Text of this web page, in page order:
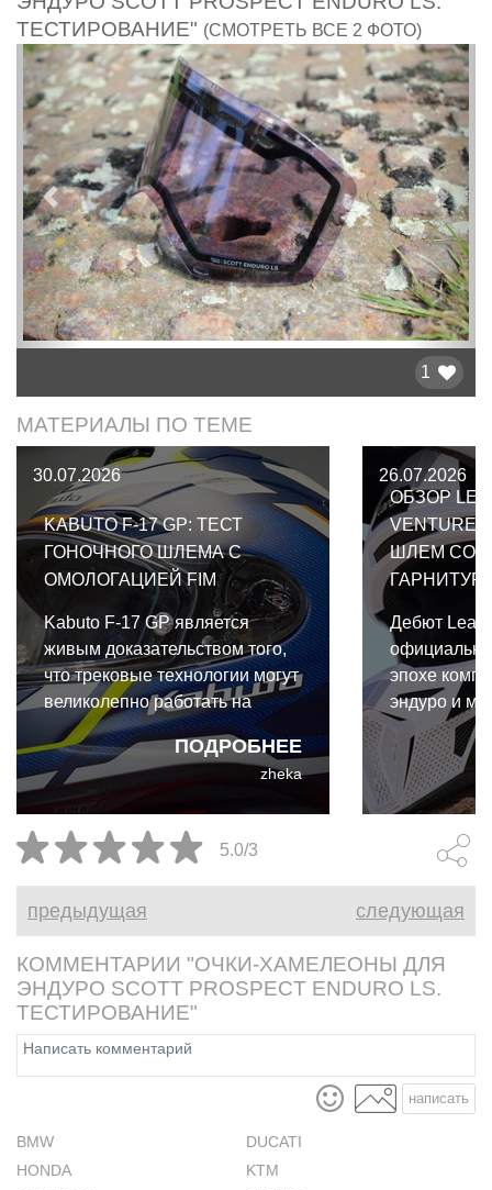
ТЕСТИРОВАНИЕ" (СМОТРЕТЬ ВСЕ 2 ФОТО)
Предыдущий
1
МАТЕРИАЛЫ ПО ТЕМЕ
30.07.2026
KABUTO F-17 GP: ТЕСТ
ГОНОЧНОГО ШЛЕМА С
ОМОЛОГАЦИЕЙ FIM
ПОДРОБНЕЕ
Kabuto F-17 GP является
живым доказательством того,
что трековые технологии могут
великолепно работать на
улице. И даже для такого
райдера выходного дня, как я,
преимущества Kabuto F-17 GP
абсолютно реальны и
неоспоримы.
zheka
26.07.2026
ОБЗОР
VENTURE
ШЛЕМ СО
Дебют Leatt
эпохе
эндуро и
Cardo и
собой
бездорожья.
5.0/3
предыдущая следующая
КОММЕНТАРИИ "ОЧКИ-ХАМЕЛЕОНЫ ДЛЯ
ЭНДУРО SCOTT PROSPECT ENDURO LS.
ТЕСТИРОВАНИЕ"
написать
BMW
DUCATI
HONDA
KTM